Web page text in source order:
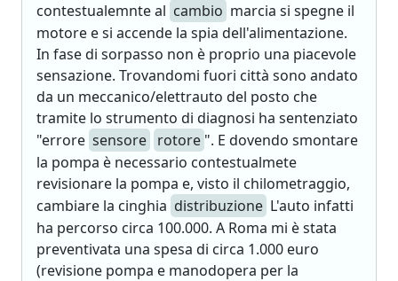
contestualemnte al cambio marcia si spegne il
motore e si accende la spia dell'alimentazione.
In fase di sorpasso non è proprio una piacevole
sensazione. Trovandomi fuori città sono andato
da un meccanico/elettrauto del posto che
tramite lo strumento di diagnosi ha sentenziato
"errore sensore rotore ". E dovendo smontare
la pompa è necessario contestualmete
revisionare la pompa e, visto il chilometraggio,
cambiare la cinghia distribuzione L'auto infatti
ha percorso circa 100.000. A Roma mi è stata
preventivata una spesa di circa 1.000 euro
(revisione pompa e manodopera per la